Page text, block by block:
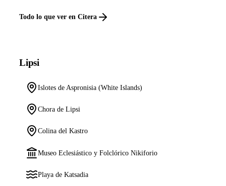
Todo lo que ver en Citera
Lipsi
Islotes de Aspronisia (White Islands)
Chora de Lipsi
Colina del Kastro
Museo Eclesiástico y Folclórico Nikiforio
Playa de Katsadia